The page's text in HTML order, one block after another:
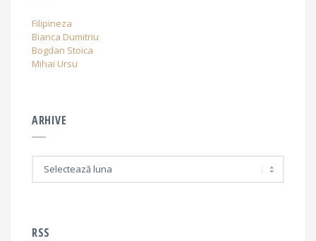
Filipineza
Bianca Dumitriu
Bogdan Stoica
Mihai Ursu
ARHIVE
RSS